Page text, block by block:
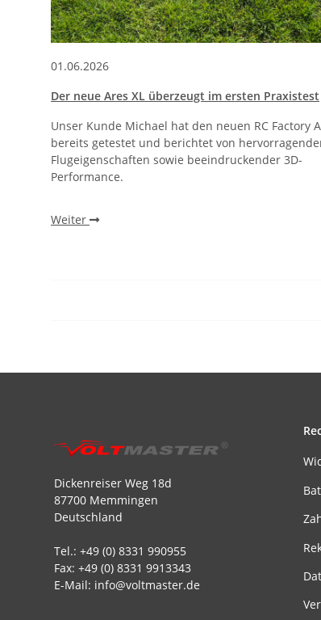
01.06.2026
Der neue Ares XL überzeugt im ersten Praxistest
Unser Kunde Michael hat den neuen RC Factory
bereits getestet und berichtet von
Flugeigenschaften sowie beeindruckender 3D-
Performance.
Weiter
Dickenreiser Weg 18d
87700 Memmingen
Deutschland
Tel.: +49 (0) 8331 990955
Fax: +49 (0) 8331 9913343
E-Mail: info@voltmaster.de